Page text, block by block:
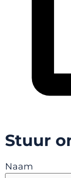
Stuur
Naam